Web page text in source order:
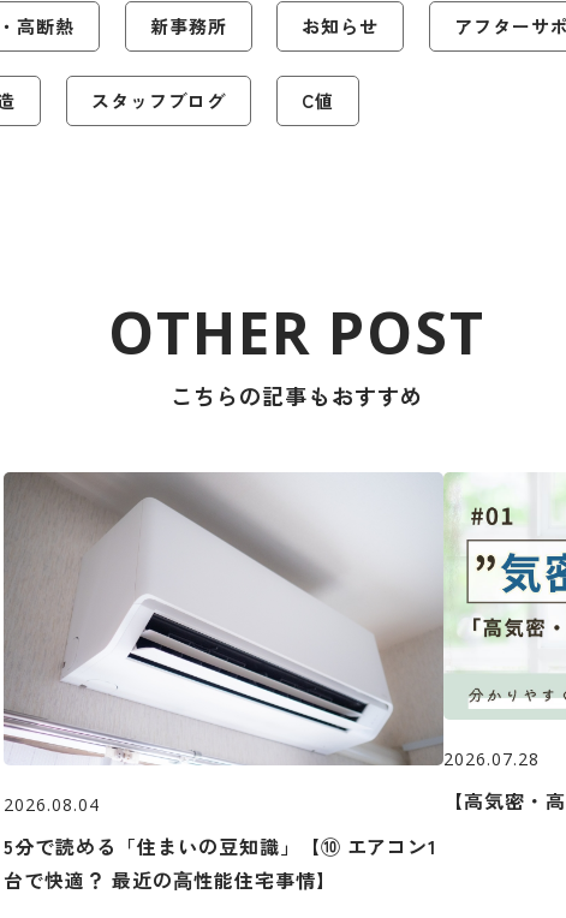
高断熱 新事務所 お知らせ アフターサ
スタッフブログ C値
こちらの記事もおすすめ
2026.08.04
5分で読める「住まいの豆知識」【⑩ エアコン1
台で快適？ 最近の⾼性能住宅事情】
2026.07.28
【高気密・